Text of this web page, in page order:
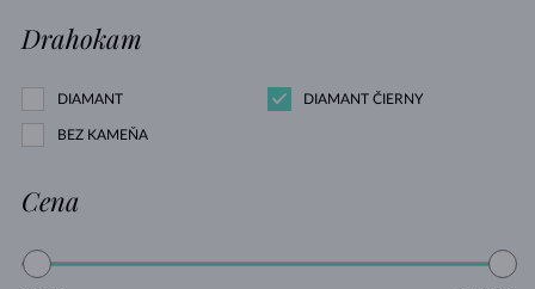
Drahokam
DIAMANT DIAMANT ČIERNY
BEZ KAMEŇA
Cena